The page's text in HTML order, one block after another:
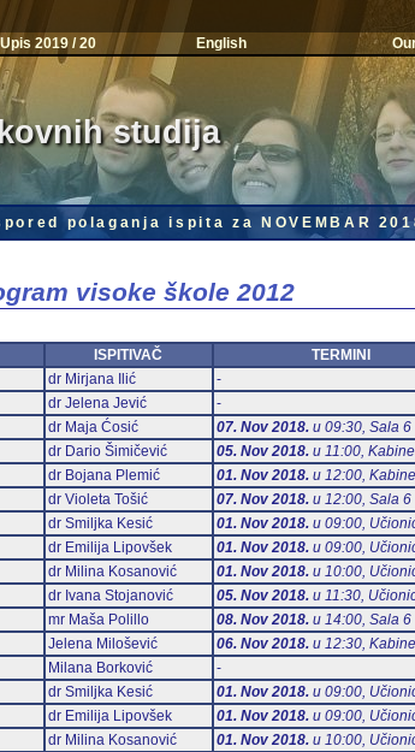
Upis 2019 / 20 English
studija
polaganja ispita za NOVEMBAR
visoke škole 2012
ISPITIVAČ
TERMINI
dr Mirjana Ilić
-
dr Jelena Jević
-
dr Maja Ćosić 07. Nov 2018.u 09:30, Sala 6
dr Dario Šimičević 05. Nov 2018.u 11:00,
dr Bojana Plemić 01. Nov 2018.u 12:00,
dr Violeta Tošić 07. Nov 2018.u 12:00, Sala 6
dr Smiljka Kesić 01. Nov 2018.u 09:00,
dr Emilija Lipovšek 01. Nov 2018.u 09:00,
dr Milina Kosanović 01. Nov 2018.u 10:00,
dr Ivana Stojanović 05. Nov 2018.u 11:30,
mr Maša Polillo 08. Nov 2018.u 14:00, Sala 6
Jelena Milošević 06. Nov 2018.u 12:30,
Milana Borković
-
dr Smiljka Kesić 01. Nov 2018.u 09:00,
dr Emilija Lipovšek 01. Nov 2018.u 09:00,
dr Milina Kosanović 01. Nov 2018.u 10:00,